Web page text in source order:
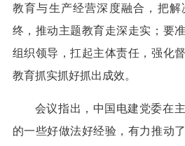
教育与生产经营深度融合，把
终，推动主题教育走深走实；要
组织领导，扛起主体责任，强化
教育抓实抓好抓出成效。
会议指出，中国电建党委在
的一些好做法好经验，有力推动